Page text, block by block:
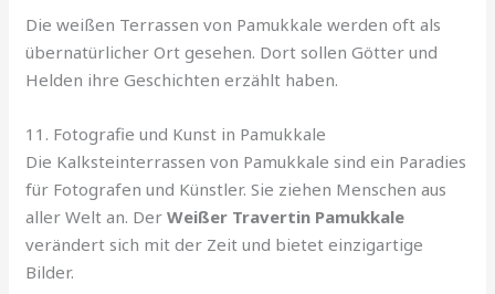
Die weißen Terrassen von Pamukkale werden oft als
übernatürlicher Ort gesehen. Dort sollen Götter und
Helden ihre Geschichten erzählt haben.
11. Fotografie und Kunst in Pamukkale
Die Kalksteinterrassen von Pamukkale sind ein Paradies
für Fotografen und Künstler. Sie ziehen Menschen aus
aller Welt an. DerWeißer Travertin Pamukkale
verändert sich mit der Zeit und bietet einzigartige
Bilder.